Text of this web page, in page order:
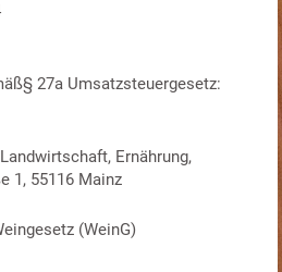
27a Umsatzsteuergesetz:
Ernährung,
1, 55116 Mainz
(WeinG)